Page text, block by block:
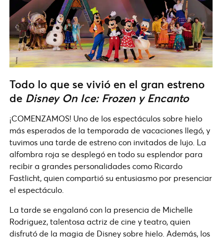
Todo lo que se vivió en el gran estreno
de Disney On Ice: Frozen y Encanto
¡COMENZAMOS! Uno de los espectáculos sobre hielo
más esperados de la temporada de vacaciones llegó, y
tuvimos una tarde de estreno con invitados de lujo. La
alfombra roja se desplegó en todo su esplendor para
recibir a grandes personalidades como Ricardo
Fastlicht, quien compartió su entusiasmo por presenciar
el espectáculo.
La tarde se engalanó con la presencia de Michelle
Rodriguez, talentosa actriz de cine y teatro, quien
disfrutó de la magia de Disney sobre hielo. Además, los